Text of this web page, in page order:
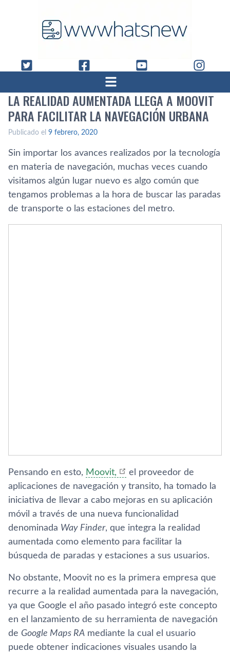
LA REALIDAD AUMENTADA LLEGA A MOOVIT
PARA FACILITAR LA NAVEGACIÓN URBANA
Publicado el 9 febrero, 2020
Sin importar los avances realizados por la tecnología
en materia de navegación, muchas veces cuando
visitamos algún lugar nuevo es algo común que
tengamos problemas a la hora de buscar las paradas
de transporte o las estaciones del metro.
Pensando en esto, Moovit,
el proveedor de
aplicaciones de navegación y transito, ha tomado la
iniciativa de llevar a cabo mejoras en su aplicación
móvil a través de una nueva funcionalidad
denominada Way Finder, que integra la realidad
aumentada como elemento para facilitar la
búsqueda de paradas y estaciones a sus usuarios.
No obstante, Moovit no es la primera empresa que
recurre a la realidad aumentada para la navegación,
ya que Google el año pasado integró este concepto
en el lanzamiento de su herramienta de navegación
de Google Maps RA mediante la cual el usuario
puede obtener indicaciones visuales usando la